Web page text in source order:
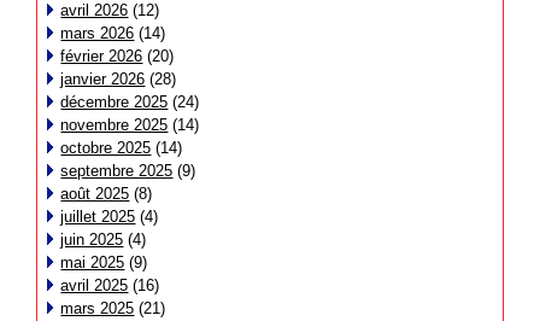
avril 2026 (12)
mars 2026 (14)
février 2026 (20)
janvier 2026 (28)
décembre 2025 (24)
novembre 2025 (14)
octobre 2025 (14)
septembre 2025 (9)
août 2025 (8)
juillet 2025 (4)
juin 2025 (4)
mai 2025 (9)
avril 2025 (16)
mars 2025 (21)